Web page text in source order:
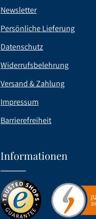
Newsletter
Persönliche Lieferung
Datenschutz
Widerrufsbelehrung
Versand & Zahlung
Impressum
Barrierefreiheit
Informationen